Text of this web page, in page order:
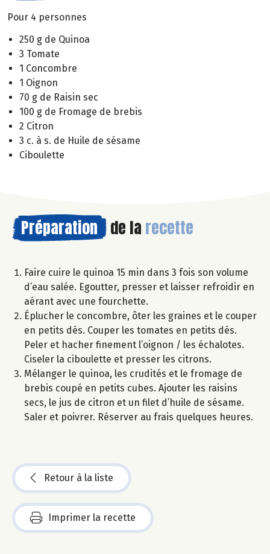
Pour 4 personnes
250 g de Quinoa
3 Tomate
1 Concombre
1 Oignon
70 g de Raisin sec
100 g de Fromage de brebis
2 Citron
3 c. à s. de Huile de sésame
Ciboulette
Préparation de la recette
Faire cuire le quinoa 15 min dans 3 fois son volume
d’eau salée. Egoutter, presser et laisser refroidir en
aérant avec une fourchette.
Éplucher le concombre, ôter les graines et le couper
en petits dés. Couper les tomates en petits dés.
Peler et hacher finement l’oignon / les échalotes.
Ciseler la ciboulette et presser les citrons.
Mélanger le quinoa, les crudités et le fromage de
brebis coupé en petits cubes. Ajouter les raisins
secs, le jus de citron et un filet d’huile de sésame.
Saler et poivrer. Réserver au frais quelques heures.
Retour à la liste
Imprimer la recette